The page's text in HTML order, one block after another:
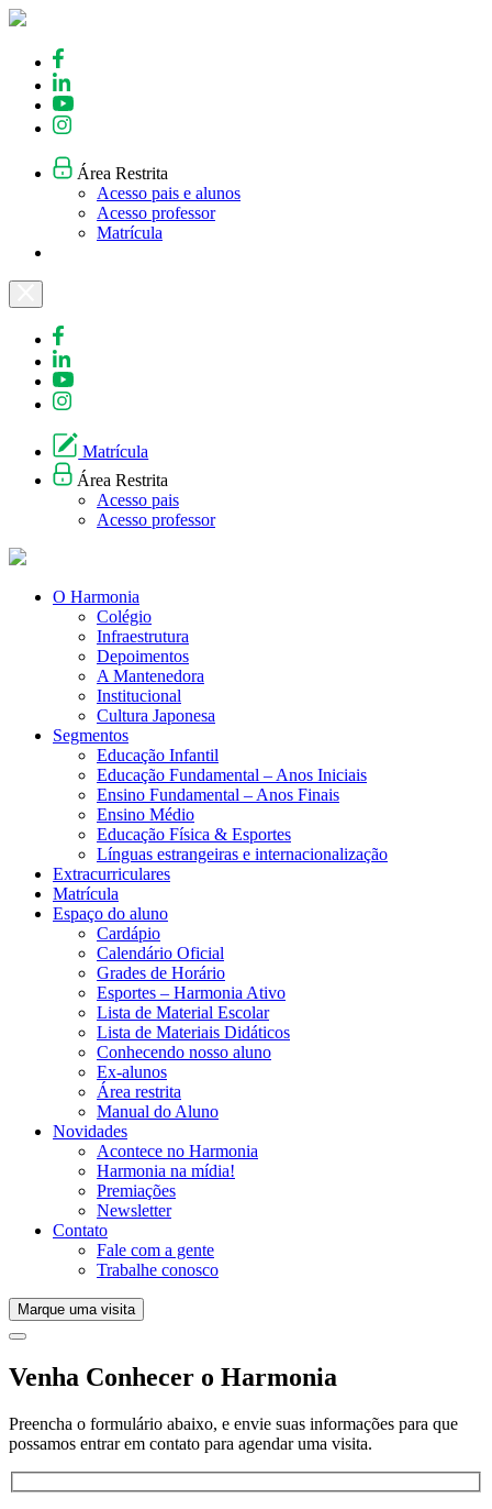
Skip
content
Área Restrita
Acesso pais e alunos
Acesso professor
Matrícula
Matrícula
Área Restrita
Acesso pais
Acesso professor
O Harmonia
Colégio
Infraestrutura
Depoimentos
A Mantenedora
Institucional
Cultura Japonesa
Segmentos
Educação Infantil
Educação Fundamental – Anos Iniciais
Ensino Fundamental – Anos Finais
Ensino Médio
Educação Física & Esportes
Línguas estrangeiras e internacionalização
Extracurriculares
Matrícula
Espaço do aluno
Cardápio
Calendário Oficial
Grades de Horário
Esportes – Harmonia Ativo
Lista de Material Escolar
Lista de Materiais Didáticos
Conhecendo nosso aluno
Ex-alunos
Área restrita
Manual do Aluno
Novidades
Acontece no Harmonia
Harmonia na mídia!
Premiações
Newsletter
Contato
Fale com a gente
Trabalhe conosco
Marque uma visita
Venha Conhecer o Harmonia
Preencha o formulário abaixo, e envie suas informações para que
possamos entrar em contato para agendar uma visita.